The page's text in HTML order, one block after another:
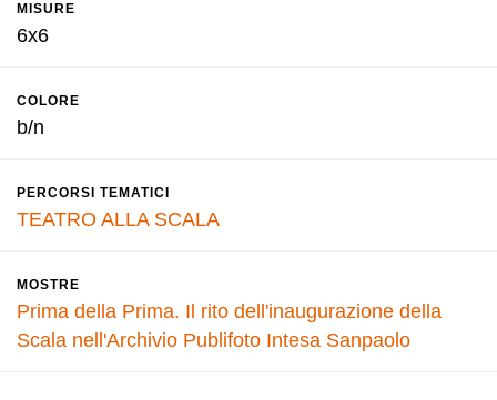
MISURE
6x6
COLORE
b/n
PERCORSI TEMATICI
TEATRO ALLA SCALA
MOSTRE
Prima della Prima. Il rito dell'inaugurazione della
Scala nell'Archivio Publifoto Intesa Sanpaolo